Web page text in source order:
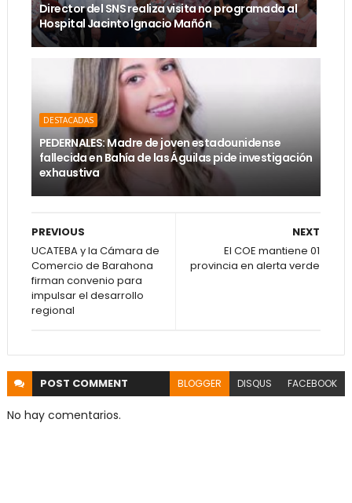
Director del SNS realiza visita no programada al
Hospital Jacinto Ignacio Mañón
DESTACADAS
PEDERNALES: Madre de joven estadounidense
fallecida en Bahía de las Águilas pide investigación
exhaustiva
NEXT
El COE mantiene 01
provincia en alerta verde
PREVIOUS
UCATEBA y la Cámara de
Comercio de Barahona
firman convenio para
impulsar el desarrollo
regional
POST COMMENT BLOGGER DISQUS FACEBOOK
No hay comentarios.